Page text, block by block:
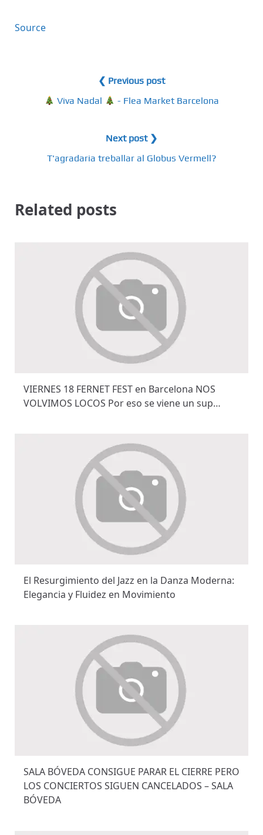
Source
❮ Previous post
Viva Nadal
- Flea Market Barcelona
Next post ❯
T'agradaria treballar al Globus Vermell?
Related posts
VIERNES 18 FERNET FEST en Barcelona NOS
VOLVIMOS LOCOS Por eso se viene un sup…
El Resurgimiento del Jazz en la Danza Moderna:
Elegancia y Fluidez en Movimiento
SALA BÓVEDA CONSIGUE PARAR EL CIERRE PERO
LOS CONCIERTOS SIGUEN CANCELADOS – SALA
BÓVEDA